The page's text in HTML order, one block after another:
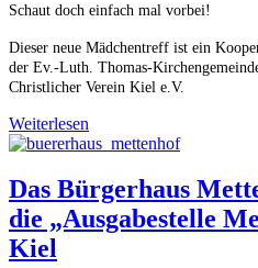
Schaut doch einfach mal vorbei!
Dieser neue Mädchentreff ist ein
der Ev.-Luth. Thomas-
Christlicher Verein Kiel e.V.
Weiterlesen
Das Bürgerhaus
die „Ausgabestelle
Kiel